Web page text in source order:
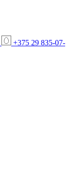
+375 29 835-07-